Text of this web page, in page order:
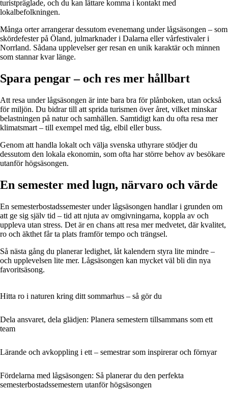
turistpräglade, och du kan lättare komma i kontakt med
lokalbefolkningen.
Många orter arrangerar dessutom evenemang under lågsäsongen – som
skördefester på Öland, julmarknader i Dalarna eller vårfestivaler i
Norrland. Sådana upplevelser ger resan en unik karaktär och minnen
som stannar kvar länge.
Spara pengar – och res mer hållbart
Att resa under lågsäsongen är inte bara bra för plånboken, utan också
för miljön. Du bidrar till att sprida turismen över året, vilket minskar
belastningen på natur och samhällen. Samtidigt kan du ofta resa mer
klimatsmart – till exempel med tåg, elbil eller buss.
Genom att handla lokalt och välja svenska uthyrare stödjer du
dessutom den lokala ekonomin, som ofta har större behov av besökare
utanför högsäsongen.
En semester med lugn, närvaro och värde
En semesterbostadssemester under lågsäsongen handlar i grunden om
att ge sig själv tid – tid att njuta av omgivningarna, koppla av och
uppleva utan stress. Det är en chans att resa mer medvetet, där kvalitet,
ro och äkthet får ta plats framför tempo och trängsel.
Så nästa gång du planerar ledighet, låt kalendern styra lite mindre –
och upplevelsen lite mer. Lågsäsongen kan mycket väl bli din nya
favoritsäsong.
Hitta ro i naturen kring ditt sommarhus – så gör du
Dela ansvaret, dela glädjen: Planera semestern tillsammans som ett
team
Lärande och avkoppling i ett – semestrar som inspirerar och förnyar
Fördelarna med lågsäsongen: Så planerar du den perfekta
semesterbostadssemestern utanför högsäsongen